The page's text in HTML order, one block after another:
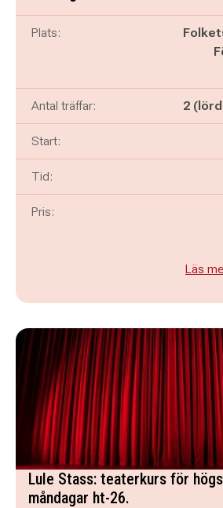
Plats:
Antal träffar: 2
Start:
Tid:
Pris:
Läs
Lule Stass: teaterkurs för
måndagar ht-26.